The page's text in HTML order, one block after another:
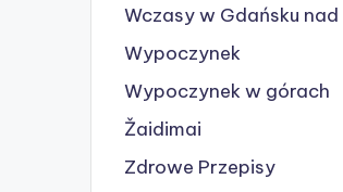
Wczasy w Gdańsku
Wypoczynek
Wypoczynek w górach
Žaidimai
Zdrowe Przepisy